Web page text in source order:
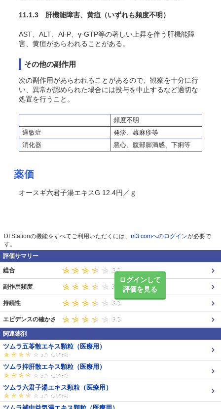
11.1.3 肝機能障害、黄疸 （いずれも頻度不明）
AST、ALT、Al-P、γ-GTP等の著しい上昇を伴う肝機能障
害、黄疸があらわれることがある。
その他の副作用
次の副作用があらわれることがあるので、観察を十分に行
い、異常が認められた場合には投与を中止するなど適切な
処置を行うこと。
頻度不明
過敏症
発疹、蕁麻疹等
消化器
悪心、腹部膨満感、下痢等
薬価
オースギ六君子湯エキスG 12.4円／ｇ
DI Stationの機能をすべてご利用いただくには、 m3.comへのログインが必要で
す。
評価サマリー
ログインして
評価を見る
総合
副作用頻度
持続性
エビデンスの確かさ
関連薬剤
ツムラ五苓散エキス顆粒（医療用）
ツムラ抑肝散エキス顆粒（医療用）
ツムラ六君子湯エキス顆粒（医療用）